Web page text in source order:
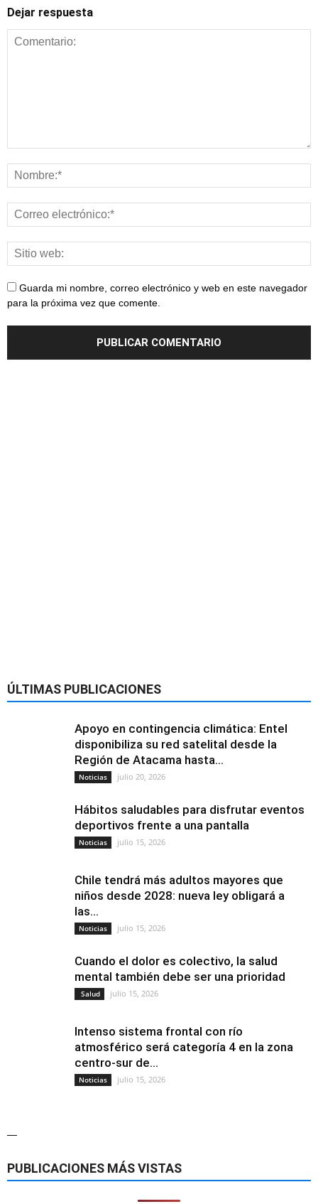
Dejar respuesta
Guarda mi nombre, correo electrónico y web en este navegador
para la próxima vez que comente.
ÚLTIMAS PUBLICACIONES
Apoyo en contingencia climática: Entel
disponibiliza su red satelital desde la
Región de Atacama hasta...
Noticias julio 20, 2026
Hábitos saludables para disfrutar eventos
deportivos frente a una pantalla
Noticias julio 15, 2026
Chile tendrá más adultos mayores que
niños desde 2028: nueva ley obligará a
las...
Noticias julio 15, 2026
Cuando el dolor es colectivo, la salud
mental también debe ser una prioridad
Salud julio 15, 2026
Intenso sistema frontal con río
atmosférico será categoría 4 en la zona
centro-sur de...
Noticias julio 15, 2026
—
PUBLICACIONES MÁS VISTAS